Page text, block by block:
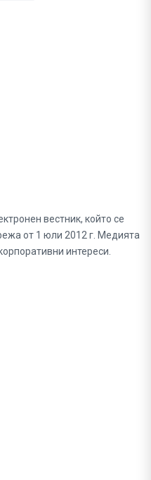
вестник, който се
от 1 юли 2012 г. Медията
интереси.